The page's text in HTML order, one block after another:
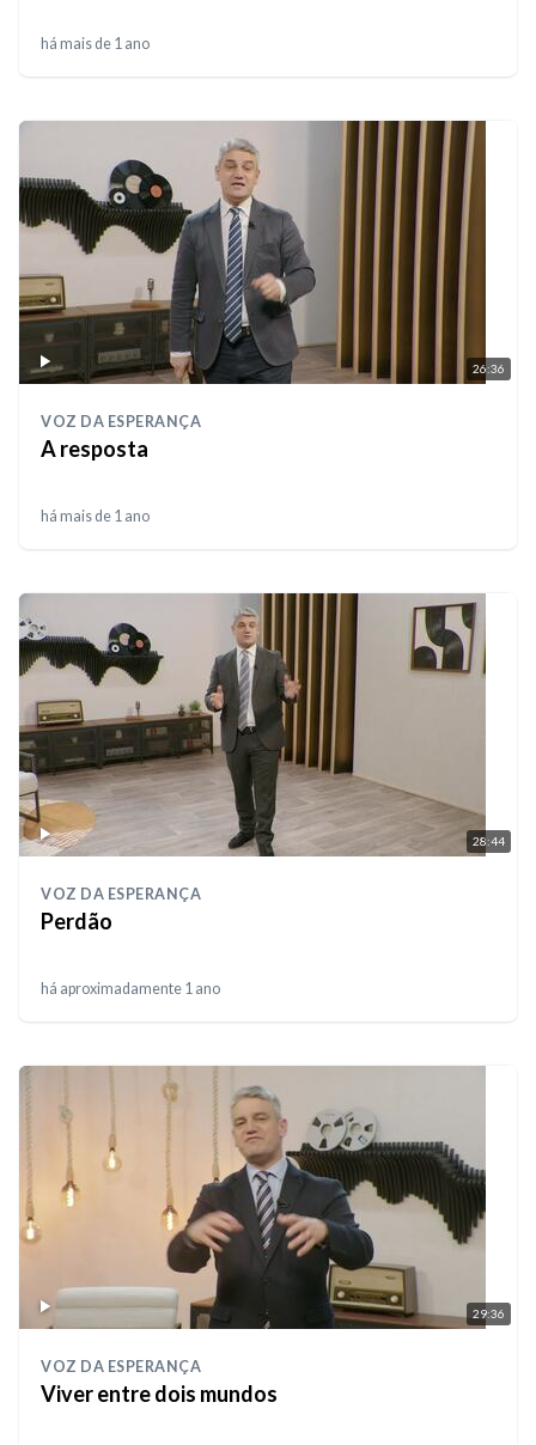
há mais de 1 ano
26:36
VOZ DA ESPERANÇA
A resposta
há mais de 1 ano
28:44
VOZ DA ESPERANÇA
Perdão
há aproximadamente 1 ano
29:36
VOZ DA ESPERANÇA
Viver entre dois mundos